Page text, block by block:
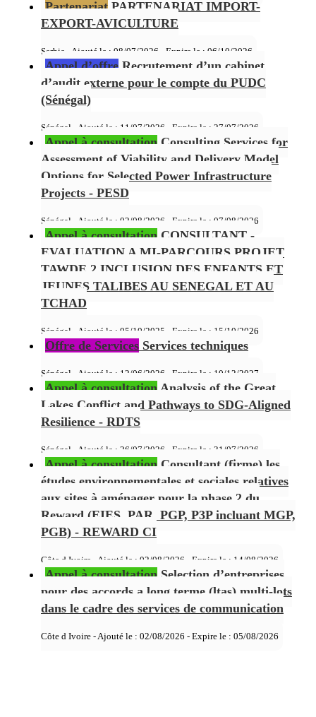
Partenariat PARTENARIAT IMPORT-
EXPORT-AVICULTURE
Serbie - Ajouté le : 08/07/2026 - Expire le : 06/10/2026
Appel d’offre Recrutement d’un cabinet
d’audit externe pour le compte du PUDC
(Sénégal)
Sénégal - Ajouté le : 11/07/2026 - Expire le : 27/07/2026
Appel à consultation Consulting Services for
Assessment of Viability and Delivery Model
Options for Selected Power Infrastructure
Projects - PESD
Sénégal - Ajouté le : 02/08/2026 - Expire le : 07/08/2026
Appel à consultation CONSULTANT -
EVALUATION A MI-PARCOURS PROJET
TAWDE 2 INCLUSION DES ENFANTS ET
JEUNES TALIBES AU SENEGAL ET AU
TCHAD
Sénégal - Ajouté le : 05/10/2025 - Expire le : 15/10/2026
Offre de Services Services techniques
Sénégal - Ajouté le : 12/06/2026 - Expire le : 10/12/2027
Appel à consultation Analysis of the Great
Lakes Conflict and Pathways to SDG-Aligned
Resilience - RDTS
Sénégal - Ajouté le : 26/07/2026 - Expire le : 31/07/2026
Appel à consultation Consultant (firme) les
études environnementales et sociales relatives
aux sites à aménager pour la phase 2 du
Reward (EIES, PAR, PGP, P3P incluant MGP,
PGB) - REWARD CI
Côte d Ivoire - Ajouté le : 02/08/2026 - Expire le : 14/08/2026
Appel à consultation Selection d’entreprises
pour des accords a long terme (ltas) multi-lots
dans le cadre des services de communication
Côte d Ivoire - Ajouté le : 02/08/2026 - Expire le : 05/08/2026